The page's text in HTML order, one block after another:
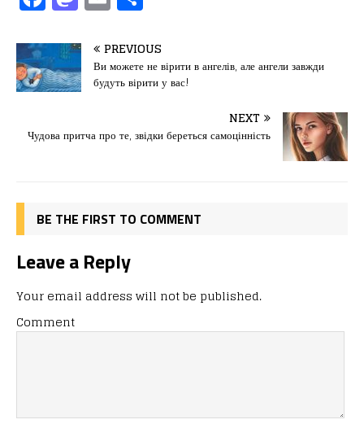
a
c
e
b
o
o
a
st
o
d
o
n
m
ai
l
іл
и
т
ис
я
PREVIOUS
Ви можете не вірити в ангелів, але ангели завжди
будуть вірити у вас!
NEXT
Чудова притча про те, звідки береться самоцінність
BE THE FIRST TO COMMENT
Leave a Reply
Your email address will not be published.
Comment